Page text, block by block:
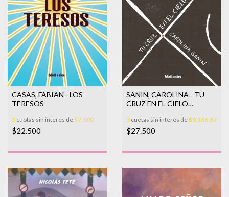
CASAS, FABIAN - LOS
TERESOS
3 cuotas sin interés de$7.500
$22.500
SANIN, CAROLINA - TU
CRUZ EN EL CIELO
3 cuotas sin interés de$9.166,67
$27.500